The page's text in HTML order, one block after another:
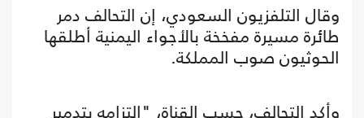
وقال التلفزيون السعودي، إن التحالف دمر
طائرة مسيرة مفخخة بالأجواء اليمنية أطلقها
الحوثيون صوب المملكة.
وأكد التحالف، حسب القناة، "التزامه بتدمير